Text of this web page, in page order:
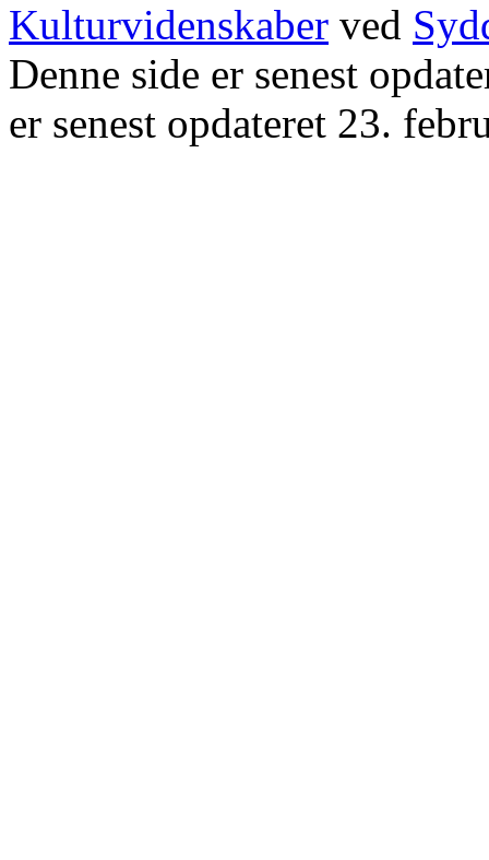
Kulturvidenskaber ved
Denne side er senest
er senest opdateret 23.